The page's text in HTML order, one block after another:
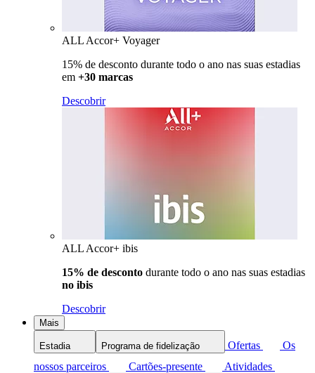
ALL Accor+ Voyager
15% de desconto durante todo o ano nas suas estadias
em +30 marcas
Descobrir
ALL Accor+ ibis
15% de desconto durante todo o ano nas suas estadias
no ibis
Descobrir
Mais
Estadia Programa de fidelização Ofertas
Os
nossos parceiros
Cartões-presente Atividades